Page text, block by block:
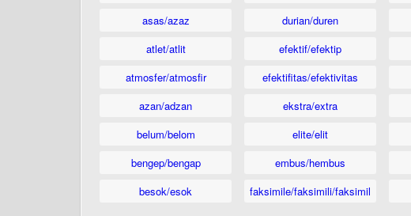
asas/azaz
atlet/atlit
atmosfer/atmosfir
azan/adzan
belum/belom
bengep/bengap
besok/esok
durian/duren
efektif/efektip
efektifitas/efektivitas
ekstra/extra
elite/elit
embus/hembus
faksimile/faksimili/faksimil